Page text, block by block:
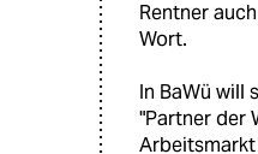
Rentner
Wort.
In BaWü will
"Partner der